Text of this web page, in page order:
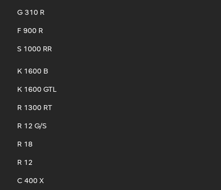
G 310 R
F 900 R
S 1000 RR
K 1600 B
K 1600 GTL
R 1300 RT
R 12 G/S
R 18
R 12
C 400 X